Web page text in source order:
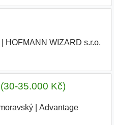
HOFMANN WIZARD s.r.o.
35.000 Kč)
|
Advantage